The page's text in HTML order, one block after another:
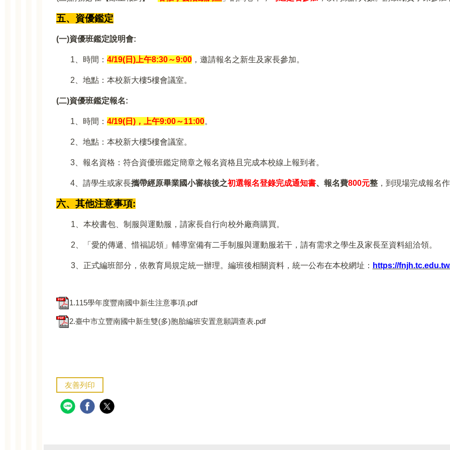
五、資優鑑定
(一)資優班鑑定說明會:
1 、時間：4/19( 日)上午8:30～9:00 ，邀請報名之新生及家長參加。
2 、地點：本校新大樓5樓會議室。
(二)資優班鑑定報名:
1 、時間：4/19( 日)，上午9:00～11:00。
2 、地點：本校新大樓5樓會議室。
3 、報名資格：符合資優班鑑定簡章之報名資格且完成本校線上報到者。
4 、請學生或家長攜帶經原畢業國小審核後之初選報名登錄完成通知書、報名費800元整 ，到現場完成報名
六、其他注意事項:
1 、本校書包、制服與運動服，請家長自行向校外廠商購買。
2 、「愛的傳遞、惜福認領」輔導室備有二手制服與運動服若干，請有需求之學生及家長至資料組洽領。
3、正式編班部分，依教育局規定統一辦理。編班後相關資料，統一公布在本校網址： https://
1.115學年度豐南國中新生注意事項.pdf
2.臺中市立豐南國中新生雙(多)胞胎編班安置意願調查表.pdf
友善列印